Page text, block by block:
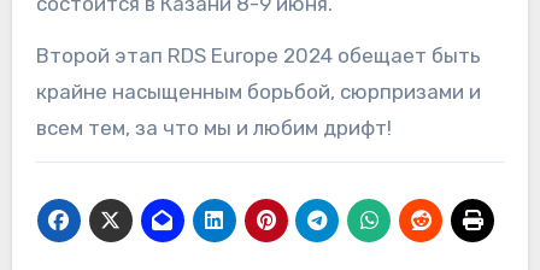
Второй этап RDS Europe 2024 обещает быть
крайне насыщенным борьбой, сюрпризами и
всем тем, за что мы и любим дрифт!